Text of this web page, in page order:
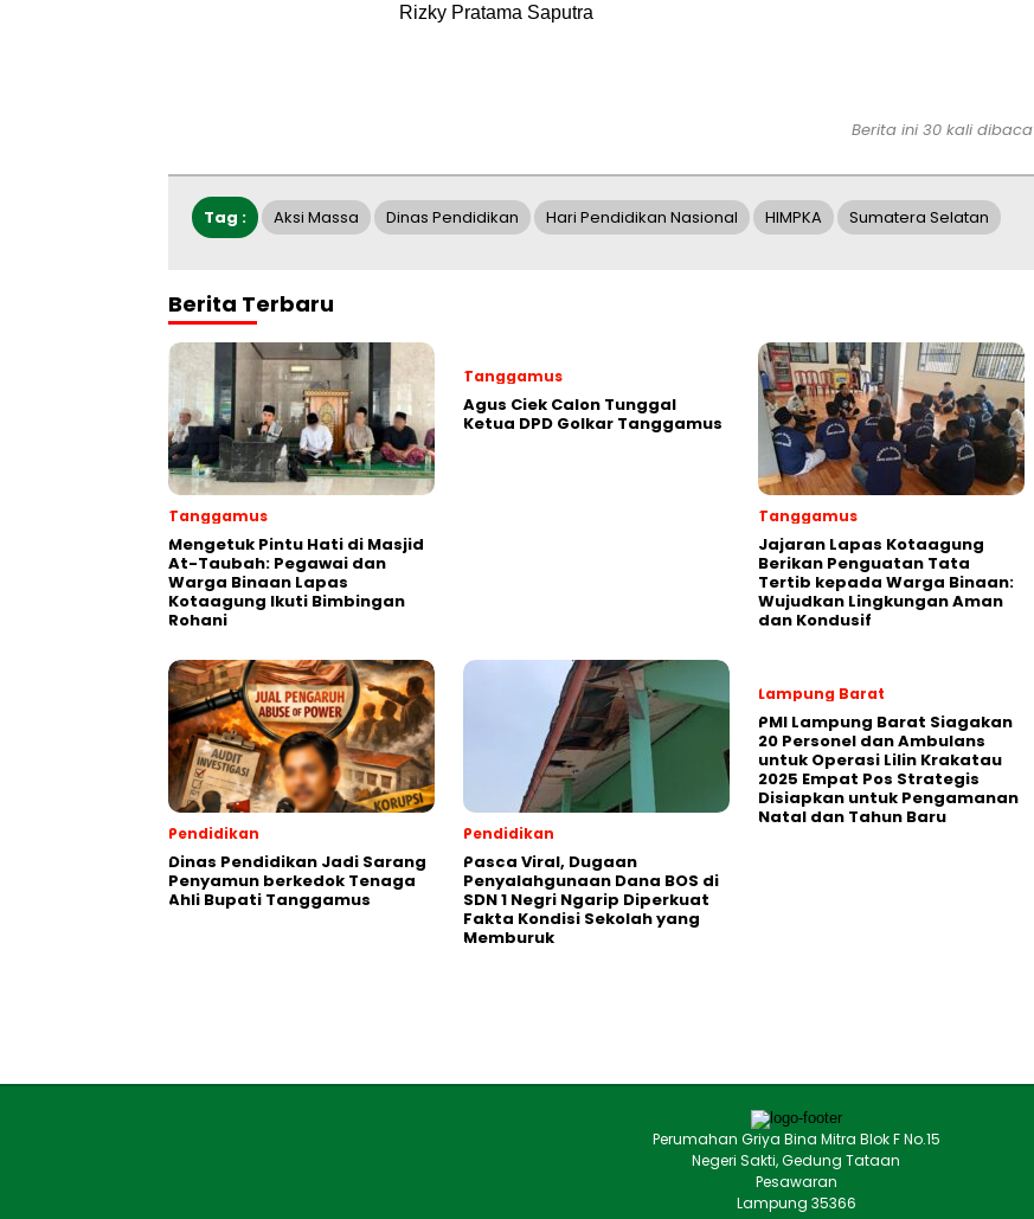
Rizky Pratama Saputra
Berita ini 30 kali dibaca
Tag : Aksi Massa Dinas Pendidikan Hari Pendidikan Nasional HIMPKA Sumatera Selatan
Berita Terbaru
Tanggamus
Mengetuk Pintu Hati di Masjid
At-Taubah: Pegawai dan
Warga Binaan Lapas
Kotaagung Ikuti Bimbingan
Rohani
Tanggamus
Agus Ciek Calon Tunggal
Ketua DPD Golkar Tanggamus
Tanggamus
Jajaran Lapas Kotaagung
Berikan Penguatan Tata
Tertib kepada Warga Binaan:
Wujudkan Lingkungan Aman
dan Kondusif
Pendidikan
Dinas Pendidikan Jadi Sarang
Penyamun berkedok Tenaga
Ahli Bupati Tanggamus
Pendidikan
Pasca Viral, Dugaan
Penyalahgunaan Dana BOS di
SDN 1 Negri Ngarip Diperkuat
Fakta Kondisi Sekolah yang
Memburuk
Lampung Barat
PMI Lampung Barat Siagakan
20 Personel dan Ambulans
untuk Operasi Lilin Krakatau
2025 Empat Pos Strategis
Disiapkan untuk Pengamanan
Natal dan Tahun Baru
Perumahan Griya Bina Mitra Blok F No.15
Negeri Sakti, Gedung Tataan
Pesawaran
Lampung 35366